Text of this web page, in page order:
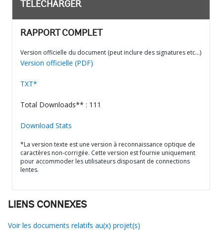
TÉLÉCHARGER
RAPPORT COMPLET
Version officielle du document (peut inclure des signatures etc…)
Version officielle (PDF)
TXT*
Total Downloads** : 111
Download Stats
*La version texte est une version à reconnaissance optique de
caractères non-corrigée. Cette version est fournie uniquement
pour accommoder les utilisateurs disposant de connections
lentes.
LIENS CONNEXES
Voir les documents relatifs au(x) projet(s)